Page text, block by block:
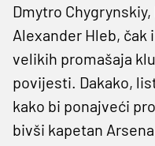
Dmytro
Alexander Hleb, čak
velikih promašaja
povijesti. Dakako,
kako bi ponajveći
bivši kapetan